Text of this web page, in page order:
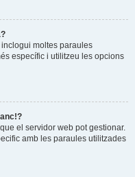
moltes paraules
específic i utilitzeu les opcions
el servidor web pot gestionar.
amb les paraules utilitzades